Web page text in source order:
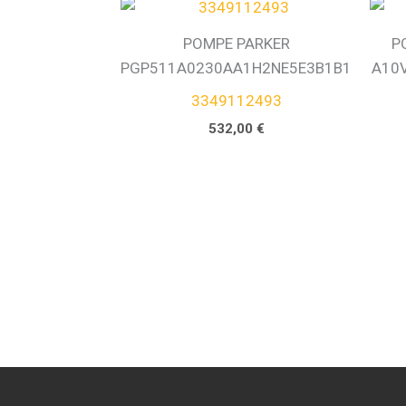
POMPE PARKER
PGP511A0230AA1H2NE5E3B1B1
3349112493
532,00 €